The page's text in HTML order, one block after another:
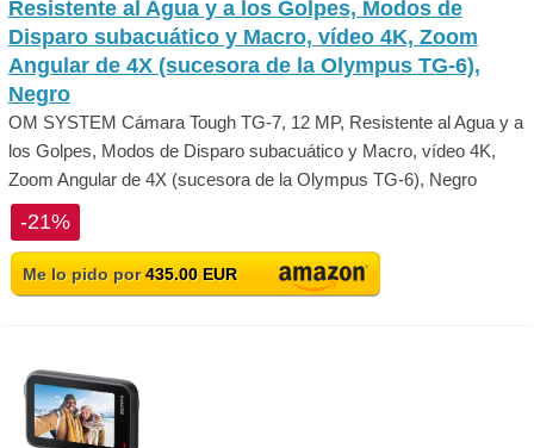
Resistente al Agua y a los Golpes, Modos de
Disparo subacuático y Macro, vídeo 4K, Zoom
Angular de 4X (sucesora de la Olympus TG-6),
Negro
OM SYSTEM Cámara Tough TG-7, 12 MP, Resistente al Agua y a
los Golpes, Modos de Disparo subacuático y Macro, vídeo 4K,
Zoom Angular de 4X (sucesora de la Olympus TG-6), Negro
-21%
Me lo pido por435.00 EUR